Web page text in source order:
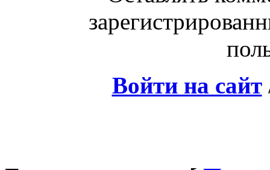
Войти на сайт